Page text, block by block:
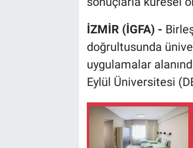
İZMİR (İGFA) -
doğrultusunda
uygulamalar
Eylül Üniversitesi